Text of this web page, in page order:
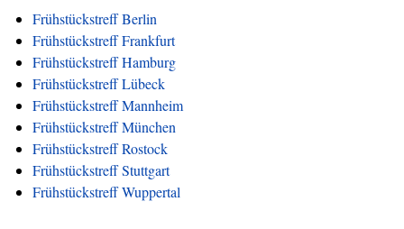
Frühstückstreff Berlin
Frühstückstreff Frankfurt
Frühstückstreff Hamburg
Frühstückstreff Lübeck
Frühstückstreff Mannheim
Frühstückstreff München
Frühstückstreff Rostock
Frühstückstreff Stuttgart
Frühstückstreff Wuppertal